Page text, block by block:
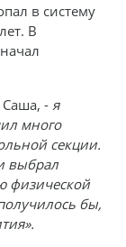
в систему
В
Саша, - я
много
секции.
выбрал
физической
бы,